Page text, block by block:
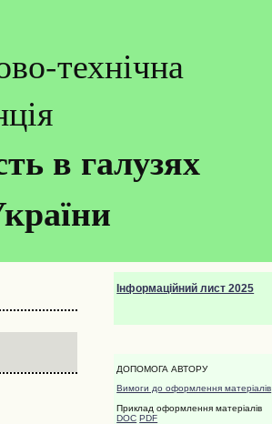
технічна
в галузях
Інформаційний лист 2025
ДОПОМОГА АВТОРУ
Вимоги до оформлення матеріалів
Приклад оформлення матеріалів
DOC PDF